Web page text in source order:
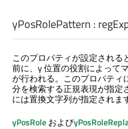
yPosRolePattern :
このプロパティが設定される
前に、y 位置の役割によって
が行われる。このプロパティ
分を検索する正規表現が指定
には置換文字列が指定されま
yPosRoleおよび